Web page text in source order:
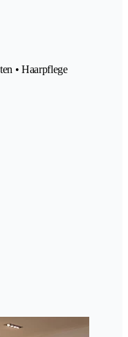
• Haarpflege